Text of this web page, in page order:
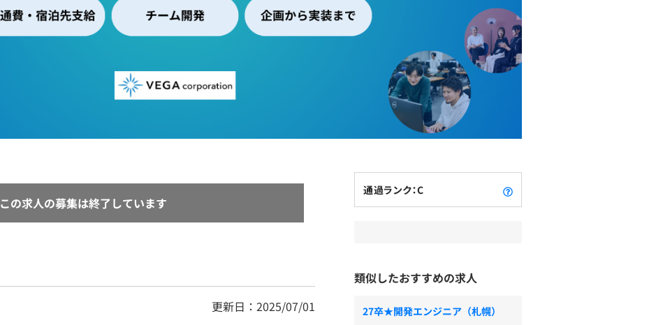
この求人の募集は終了しています
更新日：2025/07/01
通過ランク：C
類似したおすすめの求人
27卒★開発エンジニア（札幌）